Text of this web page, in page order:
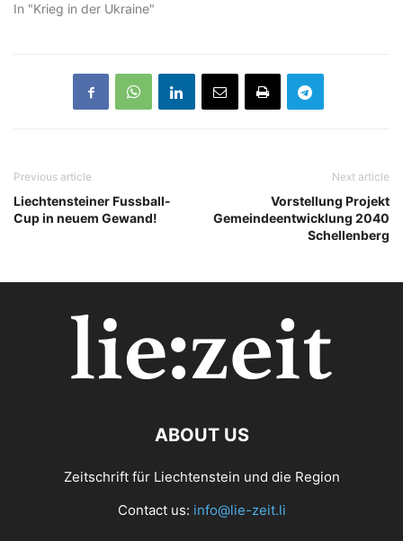
In "Krieg in der Ukraine"
Previous article
Liechtensteiner Fussball-
Cup in neuem Gewand!
Next article
Vorstellung Projekt
Gemeindeentwicklung 2040
Schellenberg
ABOUT US
Zeitschrift für Liechtenstein und die Region
Contact us: info@lie-zeit.li